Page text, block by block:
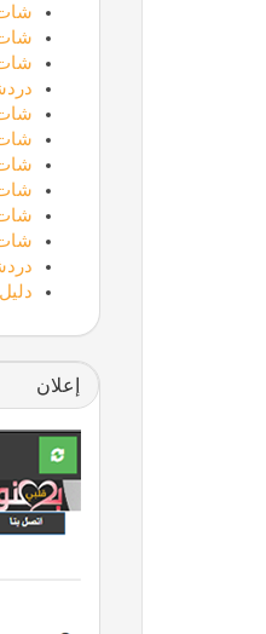
شات
شات
إعلان